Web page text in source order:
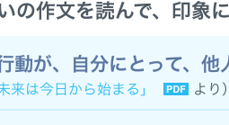
の作文を読んで、印象
動が、自分にとって、
来は今日から始まる」 より）